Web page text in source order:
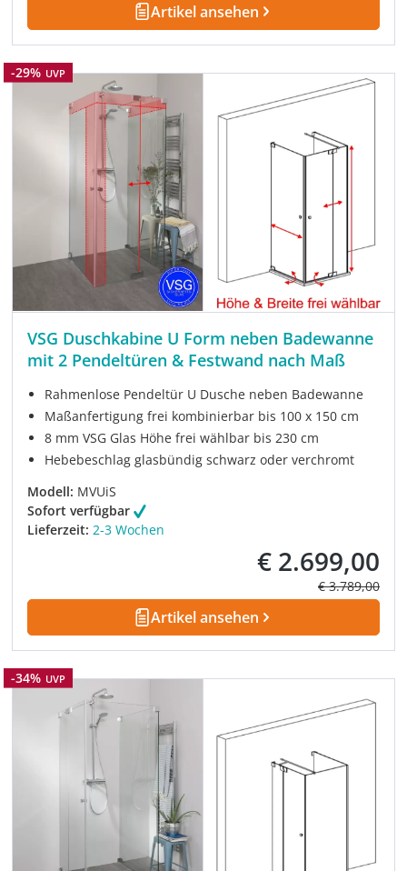
Artikel ansehen
Rabatt
-29% UVP
VSG Duschkabine U Form neben Badewanne
mit 2 Pendeltüren & Festwand nach Maß
Rahmenlose Pendeltür U Dusche neben Badewanne
Maßanfertigung frei kombinierbar bis 100 x 150 cm
8 mm VSG Glas Höhe frei wählbar bis 230 cm
Hebebeschlag glasbündig schwarz oder verchromt
Modell: MVUiS
Sofort verfügbar
Lieferzeit: 2-3 Wochen
Verkaufspreis:
€ 2.699,00
Regulärer
€ 3.789,00
Artikel ansehen
Rabatt
-34% UVP